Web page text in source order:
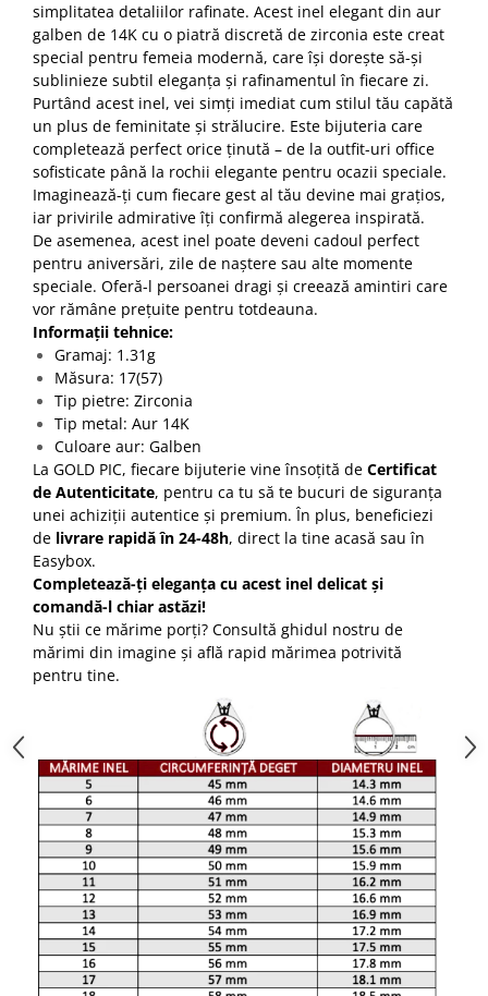
simplitatea detaliilor rafinate. Acest inel elegant din aur
galben de 14K cu o piatră discretă de zirconia este creat
special pentru femeia modernă, care își dorește să-și
sublinieze subtil eleganța și rafinamentul în fiecare zi.
Purtând acest inel, vei simți imediat cum stilul tău capătă
un plus de feminitate și strălucire. Este bijuteria care
completează perfect orice ținută – de la outfit-uri office
sofisticate până la rochii elegante pentru ocazii speciale.
Imaginează-ți cum fiecare gest al tău devine mai grațios,
iar privirile admirative îți confirmă alegerea inspirată.
De asemenea, acest inel poate deveni cadoul perfect
pentru aniversări, zile de naștere sau alte momente
speciale. Oferă-l persoanei dragi și creează amintiri care
vor rămâne prețuite pentru totdeauna.
Informații tehnice:
Gramaj: 1.31g
Măsura: 17(57)
Tip pietre: Zirconia
Tip metal: Aur 14K
Culoare aur: Galben
La GOLD PIC, fiecare bijuterie vine însoțită de Certificat
de Autenticitate, pentru ca tu să te bucuri de siguranța
unei achiziții autentice și premium. În plus, beneficiezi
de livrare rapidă în 24-48h, direct la tine acasă sau în
Easybox.
Completează-ți eleganța cu acest inel delicat și
comandă-l chiar astăzi!
Nu știi ce mărime porți? Consultă ghidul nostru de
mărimi din imagine și află rapid mărimea potrivită
pentru tine.